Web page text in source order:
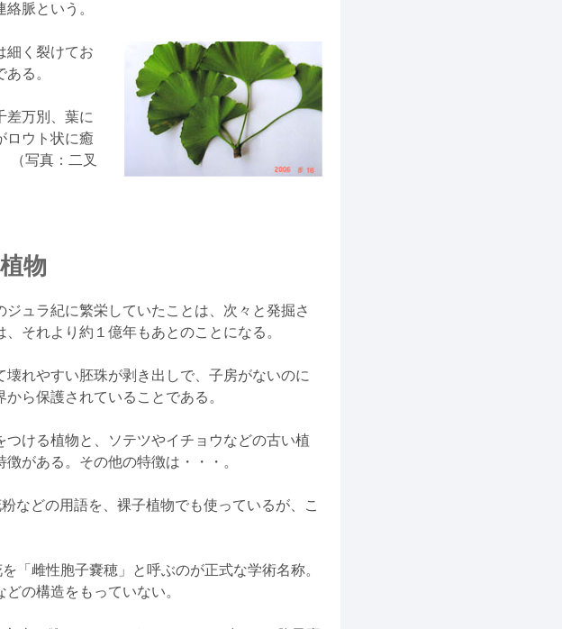
脈という。
細く裂けてお
る。
差万別、葉に
ロウト状に癒
（写真：二叉
物
ュラ紀に繁栄していたことは、次々と発掘さ
それより約１億年もあとのことになる。
れやすい胚珠が剥き出しで、子房がないのに
ら保護されていることである。
ける植物と、ソテツやイチョウなどの古い植
がある。その他の特徴は・・・。
などの用語を、裸子植物でも使っているが、こ
「雌性胞子嚢穂」と呼ぶのが正式な学術名称。
の構造をもっていない。